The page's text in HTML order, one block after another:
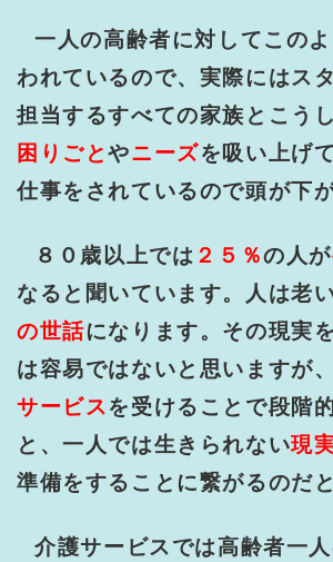
一人の高齢者に対してこの
われているので、実際にはス
担当するすべての家族とこう
困りごとやニーズを吸い上げ
仕事をされているので頭が下
８０歳以上では ２５％の人が
なると聞いています。人は老
の世話になります。その現実
は容易ではないと思いますが
サービスを受けることで段階
と、一人では生きられない現
準備をすることに繋がるのだ
介護サービスでは高齢者一